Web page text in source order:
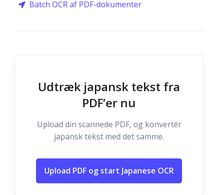
Batch OCR af PDF-dokumenter
Udtræk japansk tekst fra
PDF’er nu
Upload din scannede PDF, og konvertér
japansk tekst med det samme.
Upload PDF og start Japanese OCR